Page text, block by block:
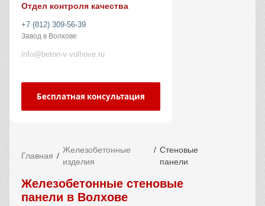
Отдел контроля качества
+7 (812) 309-56-39
Завод в Волхове
info@beton-v-volhove.ru
Бесплатная консультация
Главная
Железобетонные
изделия
Стеновые
панели
Железобетонные стеновые
панели в Волхове